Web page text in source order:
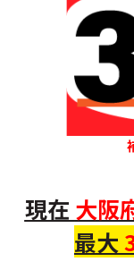
現在 大阪
最大